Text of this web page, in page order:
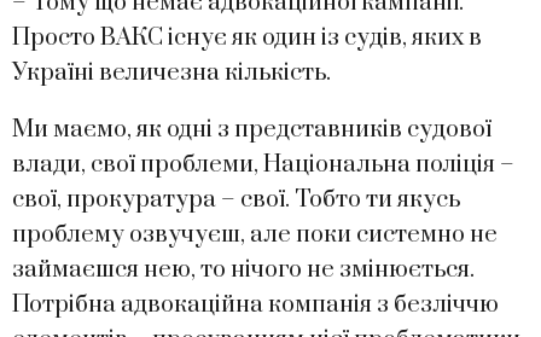
Просто ВАКС існує як один із судів, яких в
Україні величезна кількість.
Ми маємо, як одні з представників судової
влади, свої проблеми, Національна поліція –
свої, прокуратура – свої. Тобто ти якусь
проблему озвучуєш, але поки системно не
займаєшся нею, то нічого не змінюється.
Потрібна адвокаційна компанія з безліччю